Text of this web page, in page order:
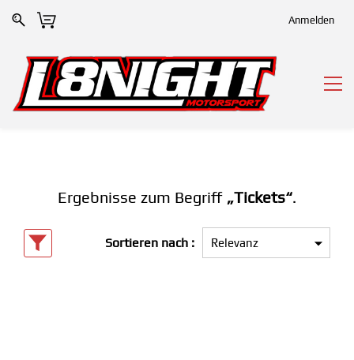
Anmelden
Ergebnisse zum Begriff „Tickets“.
Sortieren nach :